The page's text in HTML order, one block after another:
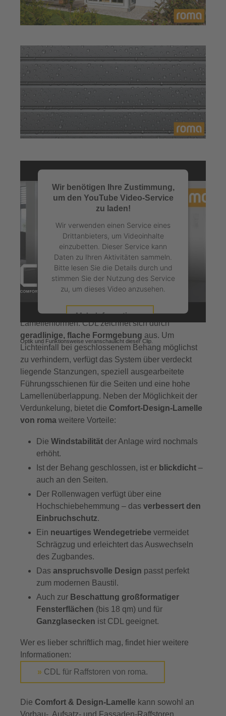
Wir benötigen Ihre Zustimmung,
um den YouTube Video-Service
zu laden!
Wir verwenden einen Service eines
Drittanbieters, um Videoinhalte
einzubetten. Dieser Service kann
Daten zu Ihren Aktivitäten sammeln.
Bitte lesen Sie die Details durch und
stimmen Sie der Nutzung des Service
zu, um dieses Video anzusehen.
Mehr Informationen
Akzeptieren
powered by Usercentrics Consent
Management Platform &eRecht24
Optik und Funktionsweise veranschaulicht dieser Clip.
Die Comfort-Design-Lamelle (CDL) von roma
2017 wurde dasLamellensystem von roma
optisch von den sonst üblichen, gebogenen
Lamellenformen. CDL zeichnet sich durch
geradlinige, flache Formgebung aus. Um
Lichteinfall bei geschlossenem Behang möglichst
zu verhindern, verfügt das System über verdeckt
liegende Stanzungen, speziell ausgearbeitete
Führungsschienen für die Seiten und eine hohe
Lamellenüberlappung. Neben der Möglichkeit der
Verdunkelung, bietet die Comfort-Design-Lamelle
von roma weitere Vorteile:
Die Windstabilität der Anlage wird nochmals
erhöht.
Ist der Behang geschlossen, ist er blickdicht –
auch an den Seiten.
Der Rollenwagen verfügt über eine
Hochschiebehemmung – das verbessert den
Einbruchschutz.
Ein neuartiges Wendegetriebe vermeidet
Schrägzug und erleichtert das Auswechseln
des Zugbandes.
Das anspruchsvolle Design passt perfekt
zum modernen Baustil.
Auch zur Beschattung großformatiger
Fensterflächen (bis 18 qm) und für
Ganzglasecken ist CDL geeignet.
Wer es lieber schriftlich mag, findet hier weitere
Informationen:
» CDL für Raffstoren von roma.
Die Comfort & Design-Lamelle kann sowohl an
Vorbau-, Aufsatz- und Fassaden-Raffstoren